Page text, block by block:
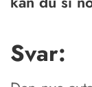
Svar: